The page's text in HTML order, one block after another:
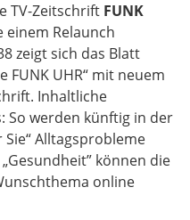
TV-Zeitschrift FUNK
einem Relaunch
zeigt sich das Blatt
UHR“ mit neuem
Inhaltliche
So werden künftig in der
Sie“ Alltagsprobleme
können die
online